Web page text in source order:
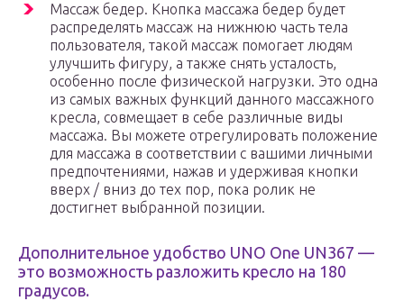
Массаж бедер. Кнопка массажа бедер будет
распределять массаж на нижнюю часть тела
пользователя, такой массаж помогает людям
улучшить фигуру, а также снять усталость,
особенно после физической нагрузки. Это одна
из самых важных функций данного массажного
кресла, совмещает в себе различные виды
массажа. Вы можете отрегулировать положение
для массажа в соответствии с вашими личными
предпочтениями, нажав и удерживая кнопки
вверх / вниз до тех пор, пока ролик не
достигнет выбранной позиции.
Дополнительное удобство UNO One UN367 —
это возможность разложить кресло на 180
градусов.